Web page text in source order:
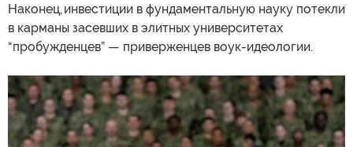
Наконец, инвестиции в фундаментальную науку потекли
в карманы засевших в элитных университетах
“пробужденцев” — приверженцев воук-идеологии.